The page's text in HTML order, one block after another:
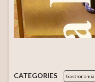
CATEGORIES Gastronomia